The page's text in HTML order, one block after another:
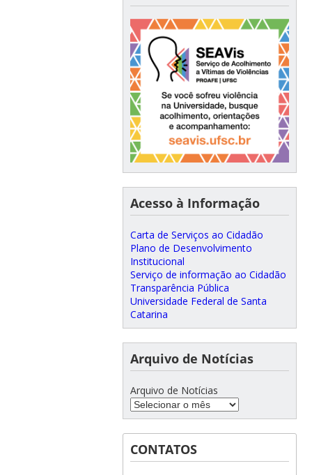
Acesso à Informação
Carta de Serviços ao Cidadão
Plano de Desenvolvimento
Institucional
Serviço de informação ao Cidadão
Transparência Pública
Universidade Federal de Santa
Catarina
Arquivo de Notícias
Arquivo de Notícias
CONTATOS